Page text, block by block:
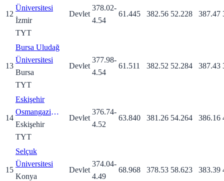
12
Üniversitesi
İzmir
TYT
Devlet
378.02-
4.54
61.445 382.56 52.228 387.47
13
Bursa Uludağ
Üniversitesi
Bursa
TYT
Devlet
377.98-
4.54
61.511 382.52 52.284 387.43
14
Eskişehir
Osmangazi
Üniversitesi
Eskişehir
TYT
Devlet
376.74-
4.52
63.840 381.26 54.264 386.16
15
Selçuk
Üniversitesi
Konya
Devlet
374.04-
4.49
68.968 378.53 58.623 383.39